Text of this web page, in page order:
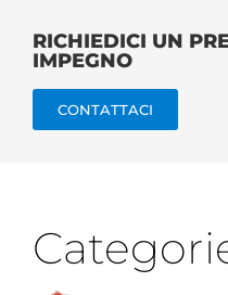
RICHIEDICI UN
IMPEGNO
CONTATTACI